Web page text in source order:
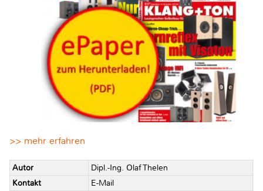
>> mehr erfahren
Autor
Dipl.-Ing. Olaf Thelen
Kontakt
E-Mail